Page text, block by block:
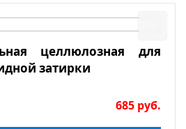
целлюлозная для
затирки
685 руб.